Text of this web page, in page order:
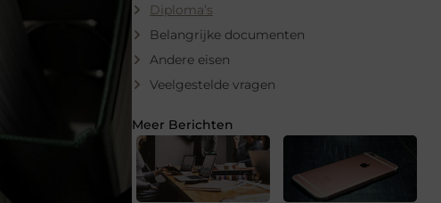
Diploma’s
Belangrijke documenten
Andere eisen
Veelgestelde vragen
Meer Berichten